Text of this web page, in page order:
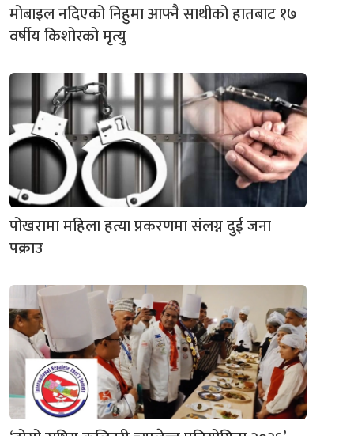
मोबाइल नदिएको निहुमा आफ्नै साथीको हातबाट १७
वर्षीय किशोरको मृत्यु
पोखरामा महिला हत्या प्रकरणमा संलग्न दुई जना
पक्राउ